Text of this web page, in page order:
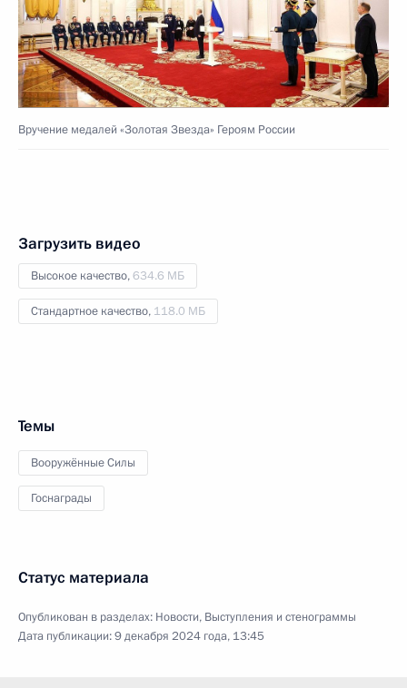
Вручение медалей «Золотая Звезда» Героям России
Загрузить видео
Высокое качество,634.6 МБ
Стандартное качество, 118.0 МБ
Темы
Вооружённые Силы
Госнаграды
Статус материала
Опубликован в разделах: Новости, Выступления и стенограммы
Дата публикации:9 декабря 2024 года, 13:45